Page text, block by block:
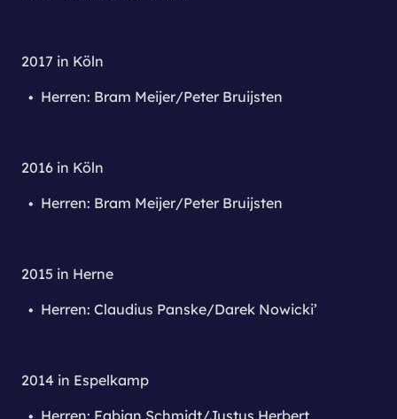
2017 in Köln
Herren: Bram Meijer/Peter Bruijsten
2016 in Köln
Herren: Bram Meijer/Peter Bruijsten
2015 in Herne
Herren: Claudius Panske/Darek Nowicki’
2014 in Espelkamp
Herren: Fabian Schmidt/Justus Herbert